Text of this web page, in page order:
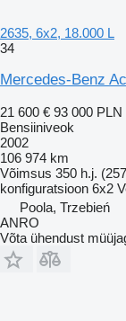
2635, 6x2, 18.000 L
34
Mercedes-Benz
21 600 € 93 000 PLN
Bensiiniveok
2002
106 974 km
Võimsus 350 h.j.
konfiguratsioon 6x2
Poola, Trzebień
ANRO
Võta ühendust